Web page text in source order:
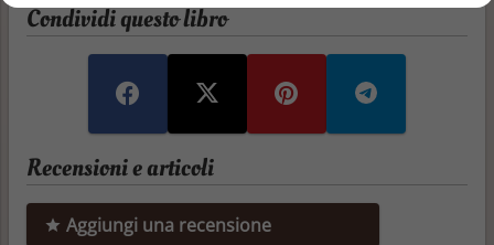
Condividi questo libro
Recensioni e articoli
Aggiungi una recensione